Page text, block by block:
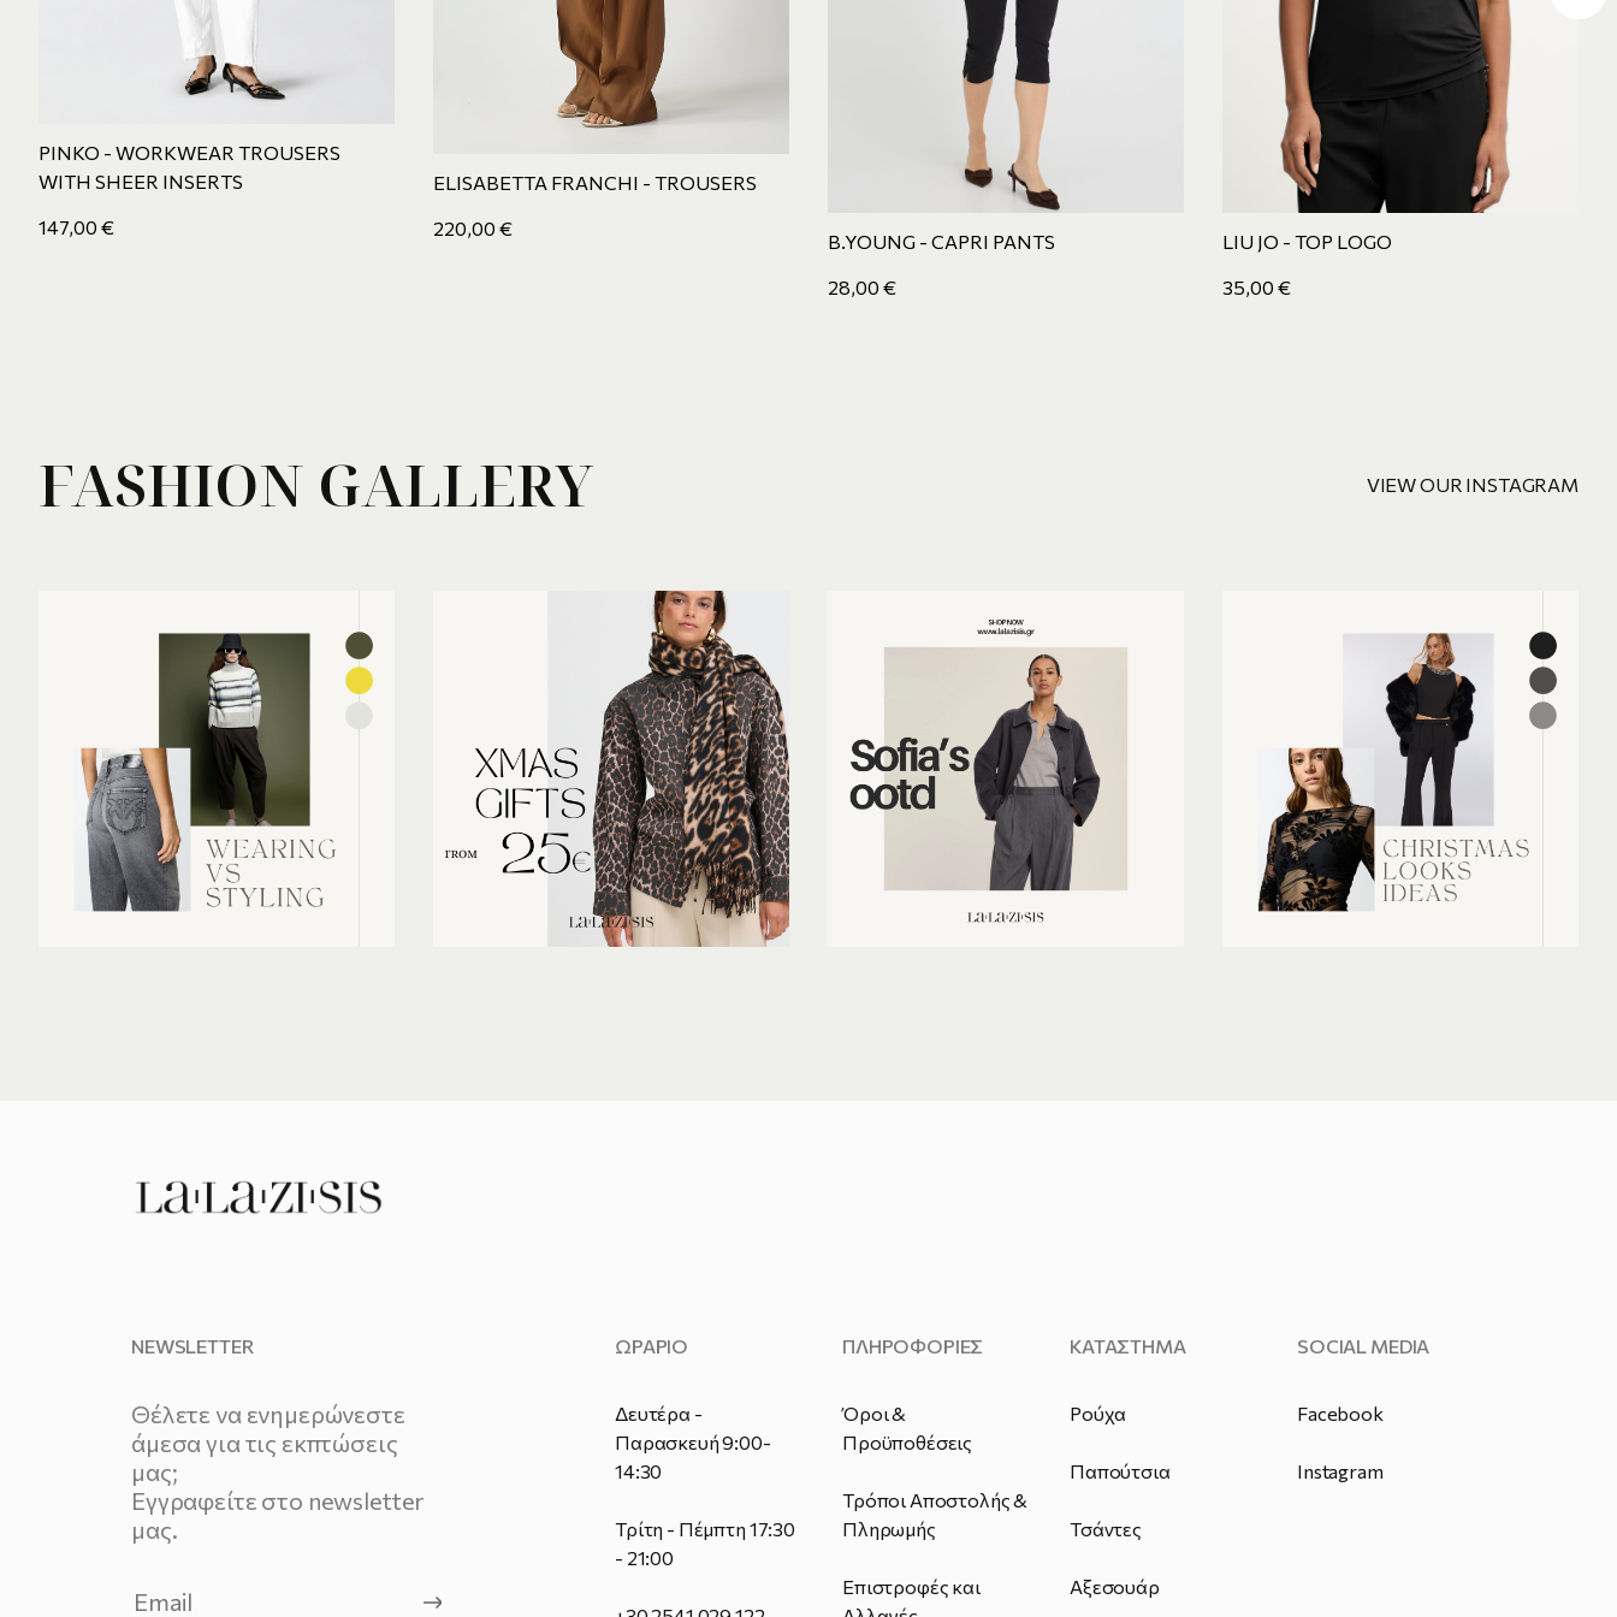
PINKO - WORKWEAR TROUSERS
WITH SHEER INSERTS
147,00 €
ELISABETTA FRANCHI - TROUSERS
220,00 €
B.YOUNG - CAPRI PANTS
28,00 €
LIU JO - TOP LOGO
35,00 €
FASHION GALLERY VIEW OUR INSTAGRAM
NEWSLETTER
Θέλετε να ενημερώνεστε
άμεσα για τις εκπτώσεις
μας;
Εγγραφείτε στο newsletter
μας.
ΩΡΑΡΙΟ
Δευτέρα -
Παρασκευή 9:00-
14:30
Τρίτη - Πέμπτη 17:30
- 21:00
ΠΛΗΡΟΦΟΡΙΕΣ
Όροι &
Προϋποθέσεις
Τρόποι Αποστολής &
Πληρωμής
Επιστροφές και
ΚΑΤΑΣΤΗΜΑ
Ρούχα
Παπούτσια
Τσάντες
Αξεσουάρ
SOCIAL MEDIA
Facebook
Instagram